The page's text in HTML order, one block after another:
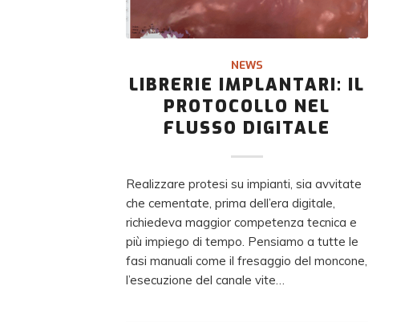
NEWS
LIBRERIE IMPLANTARI: IL
PROTOCOLLO NEL
FLUSSO DIGITALE
Realizzare protesi su impianti, sia avvitate
che cementate, prima dell’era digitale,
richiedeva maggior competenza tecnica e
più impiego di tempo. Pensiamo a tutte le
fasi manuali come il fresaggio del moncone,
l’esecuzione del canale vite…